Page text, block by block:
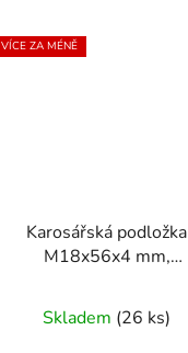
VÍCE ZA MÉNĚ
Karosářská podložka
M18x56x4 mm,
Skladem (26 ks)